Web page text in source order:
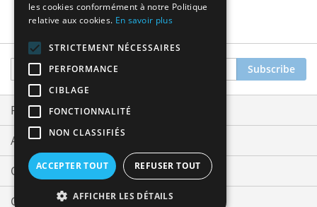
Sign
Up
for
Our
Newsletter:
Subscribe
Privacy and Cookie Policy
Advanced Search
Orders and Returns
Contact Us
les cookies conformément à notre Politique
relative aux cookies. En savoir plus
STRICTEMENT NÉCESSAIRES
PERFORMANCE
CIBLAGE
FONCTIONNALITÉ
NON CLASSIFIÉS
ACCEPTER TOUT REFUSER TOUT
AFFICHER LES DÉTAILS